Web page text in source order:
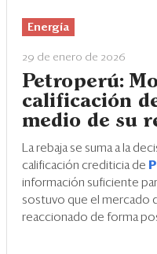
Energía
29 de enero de 2026
Petroperú:
calificación
medio de su
La rebaja se suma a la
calificación crediticia de
información suficiente
sostuvo que el mercado
reaccionado de forma